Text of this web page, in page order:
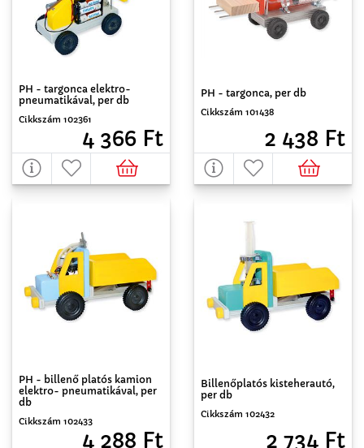
PH - targonca elektro-
pneumatikával, per db
Cikkszám 102361
4 366 Ft
PH - targonca, per db
Cikkszám 101438
2 438 Ft
PH - billenő platós kamion
elektro- pneumatikával, per
db
Cikkszám 102433
4 288 Ft
Billenőplatós kisteherautó,
per db
Cikkszám 102432
2 734 Ft